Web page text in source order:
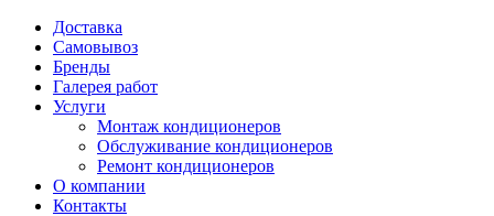
Доставка
Самовывоз
Бренды
Галерея работ
Услуги
Монтаж кондиционеров
Обслуживание кондиционеров
Ремонт кондиционеров
О компании
Контакты